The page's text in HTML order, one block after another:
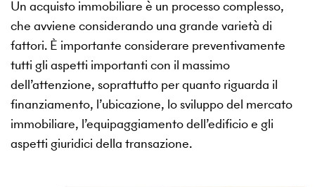
Un acquisto immobiliare è un processo complesso,
che avviene considerando una grande varietà di
fattori. È importante considerare preventivamente
tutti gli aspetti importanti con il massimo
dell’attenzione, soprattutto per quanto riguarda il
finanziamento, l’ubicazione, lo sviluppo del mercato
immobiliare, l’equipaggiamento dell’edificio e gli
aspetti giuridici della transazione.